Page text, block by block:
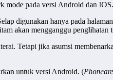
mode pada versi Android dan IOS.
digunakan hanya pada
akan mengganggu penglihatan
Tetapi jika asumsi
untuk versi Android. (